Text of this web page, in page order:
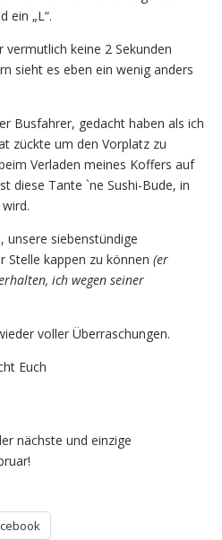
ein „L“.
vermutlich keine 2 Sekunden
sieht es eben ein wenig anders
Busfahrer, gedacht haben als ich
zückte um den Vorplatz zu
Verladen meines Koffers auf
diese Tante `ne Sushi-Bude, in
unsere siebenstündige
Stelle kappen zu können (er
ich wegen seiner
voller Überraschungen.
Euch
nächste und einzige